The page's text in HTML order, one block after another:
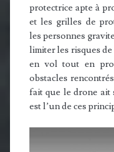
protectrice apte à
et les grilles de
les personnes
limiter les risques
en vol tout en
obstacles
fait que le drone ait
est l’un de ces